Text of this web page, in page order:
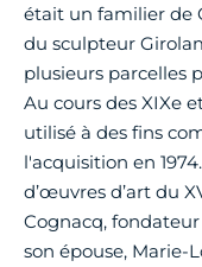
était un familier de
du sculpteur
plusieurs parcelles
Au cours des XIXe
utilisé à des fins
l'acquisition en
d’œuvres d’art du
Cognacq,
son épouse, Marie-